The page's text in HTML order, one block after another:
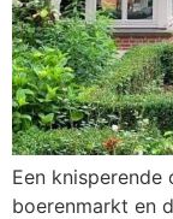
Een knisperende
boerenmarkt en